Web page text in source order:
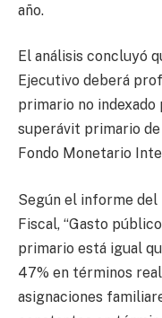
año.
El análisis concluyó
Ejecutivo deberá
primario no
superávit primario de
Fondo Monetario
Según el informe
Fiscal, “Gasto
primario está igual
47% en términos
asignaciones